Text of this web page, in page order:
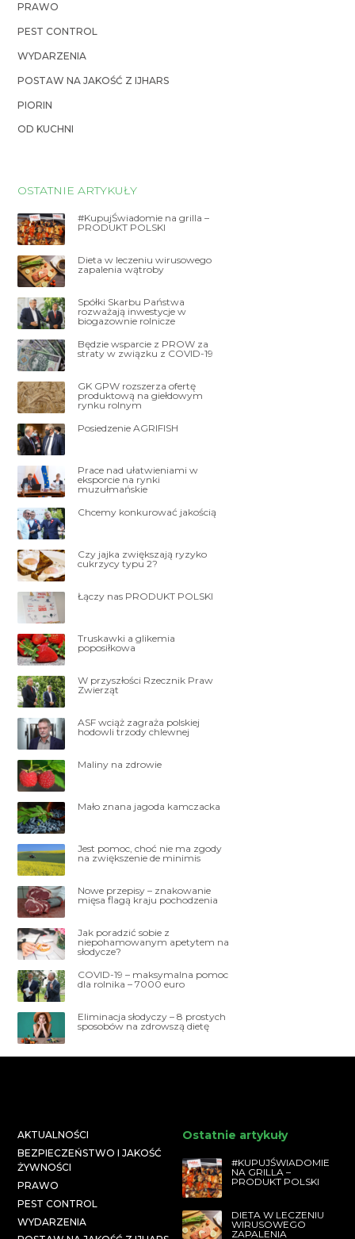
PRAWO
PEST CONTROL
WYDARZENIA
POSTAW NA JAKOŚĆ Z IJHARS
PIORIN
OD KUCHNI
OSTATNIE ARTYKUŁY
#KupujŚwiadomie na grilla –
PRODUKT POLSKI
Dieta w leczeniu wirusowego
zapalenia wątroby
Spółki Skarbu Państwa
rozważają inwestycje w
biogazownie rolnicze
Będzie wsparcie z PROW za
straty w związku z COVID-19
GK GPW rozszerza ofertę
produktową na giełdowym
rynku rolnym
Posiedzenie AGRIFISH
Prace nad ułatwieniami w
eksporcie na rynki
muzułmańskie
Chcemy konkurować jakością
Czy jajka zwiększają ryzyko
cukrzycy typu 2?
Łączy nas PRODUKT POLSKI
Truskawki a glikemia
poposiłkowa
W przyszłości Rzecznik Praw
Zwierząt
ASF wciąż zagraża polskiej
hodowli trzody chlewnej
Maliny na zdrowie
Mało znana jagoda kamczacka
Jest pomoc, choć nie ma zgody
na zwiększenie de minimis
Nowe przepisy – znakowanie
mięsa flagą kraju pochodzenia
Jak poradzić sobie z
niepohamowanym apetytem na
słodycze?
COVID-19 – maksymalna pomoc
dla rolnika – 7000 euro
Eliminacja słodyczy – 8 prostych
sposobów na zdrowszą dietę
AKTUALNOŚCI
BEZPIECZEŃSTWO I JAKOŚĆ
ŻYWNOŚCI
PRAWO
PEST CONTROL
WYDARZENIA
Ostatnie artykuły
#KUPUJŚWIADOMIE
NA GRILLA –
PRODUKT POLSKI
DIETA W LECZENIU
WIRUSOWEGO
ZAPALENIA